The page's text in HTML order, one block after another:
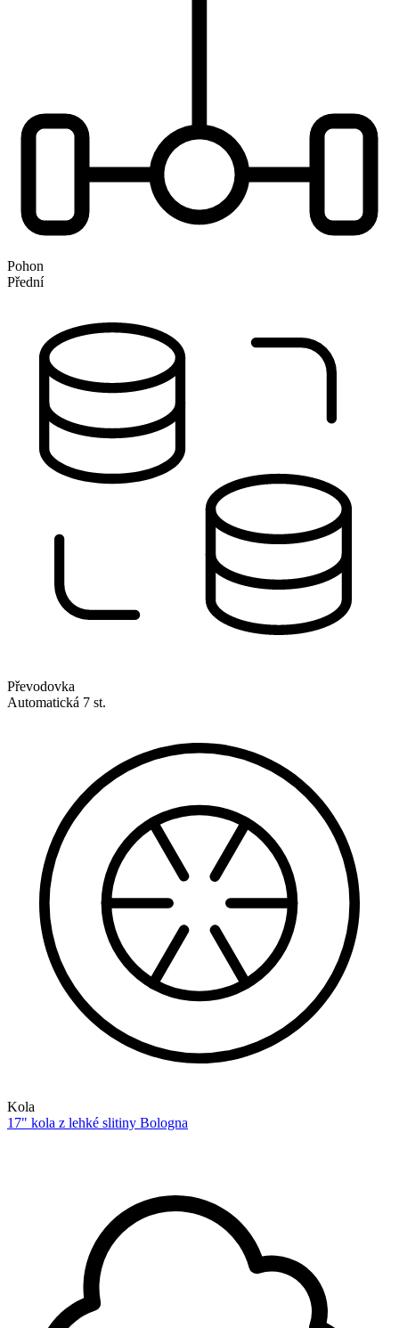
Pohon
Přední
Převodovka
Automatická 7 st.
Kola
17" kola z lehké slitiny Bologna